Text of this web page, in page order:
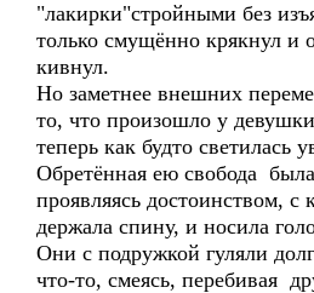
"лакирки"стройными без
только смущённо крякнул и
кивнул.
Но заметнее внешних
то, что произошло у
теперь как будто светилась
Обретённая ею свобода
проявляясь достоинством, с
держала спину, и носила
Они с подружкой гуляли
что-то, смеясь, перебивая